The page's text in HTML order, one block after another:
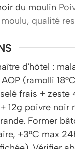
du moulin
qualité
d'hôtel :
(ramolli
frais + zeste
12g poivre noir
Former
+3°C max